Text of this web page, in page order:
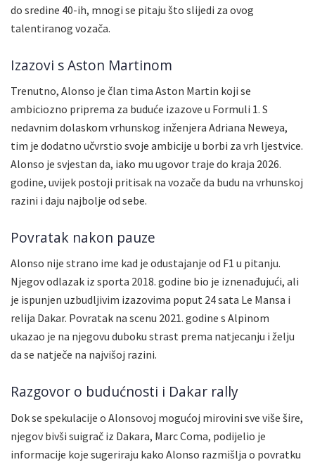
do sredine 40-ih, mnogi se pitaju što slijedi za ovog
talentiranog vozača.
Izazovi s Aston Martinom
Trenutno, Alonso je član tima Aston Martin koji se
ambiciozno priprema za buduće izazove u Formuli 1. S
nedavnim dolaskom vrhunskog inženjera Adriana Neweya,
tim je dodatno učvrstio svoje ambicije u borbi za vrh ljestvice.
Alonso je svjestan da, iako mu ugovor traje do kraja 2026.
godine, uvijek postoji pritisak na vozače da budu na vrhunskoj
razini i daju najbolje od sebe.
Povratak nakon pauze
Alonso nije strano ime kad je odustajanje od F1 u pitanju.
Njegov odlazak iz sporta 2018. godine bio je iznenađujući, ali
je ispunjen uzbudljivim izazovima poput 24 sata Le Mansa i
relija Dakar. Povratak na scenu 2021. godine s Alpinom
ukazao je na njegovu duboku strast prema natjecanju i želju
da se natječe na najvišoj razini.
Razgovor o budućnosti i Dakar rally
Dok se spekulacije o Alonsovoj mogućoj mirovini sve više šire,
njegov bivši suigrač iz Dakara, Marc Coma, podijelio je
informacije koje sugeriraju kako Alonso razmišlja o povratku